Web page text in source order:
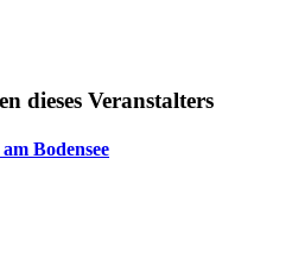
dieses Veranstalters
Bodensee